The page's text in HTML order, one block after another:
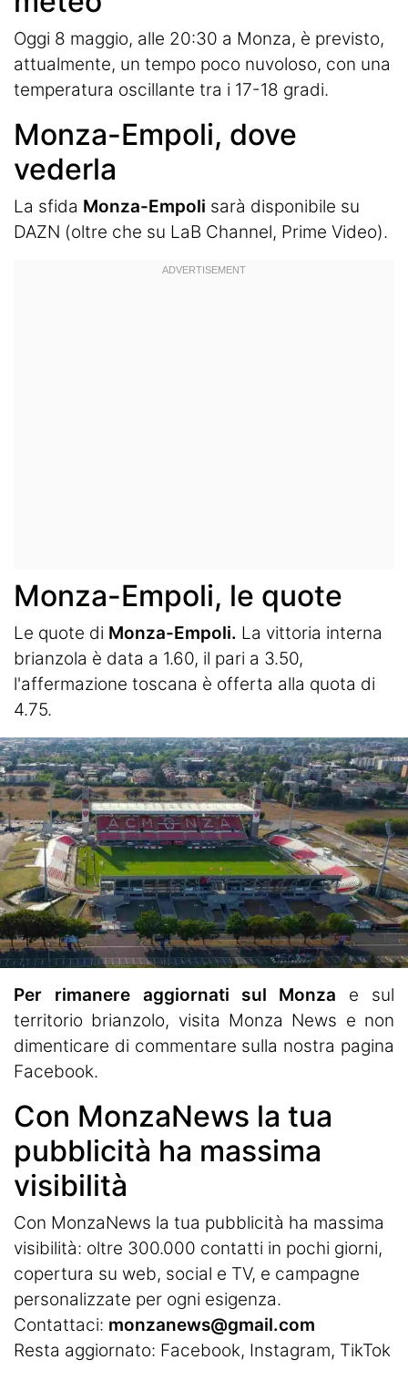
Oggi 8 maggio, alle 20:30 a Monza, è previsto,
attualmente, un tempo poco nuvoloso, con una
temperatura oscillante tra i 17-18 gradi.
Monza-Empoli, dove
vederla
La sfida Monza-Empoli sarà disponibile su
DAZN (oltre che su LaB Channel, Prime Video).
Monza-Empoli, le quote
Le quote di Monza-Empoli. La vittoria interna
brianzola è data a 1.60, il pari a 3.50,
l'affermazione toscana è offerta alla quota di
4.75.
Per rimanere aggiornati sul Monza e sul
territorio brianzolo, visita Monza News e non
dimenticare di commentare sulla nostra pagina
Facebook.
Con MonzaNews la tua
pubblicità ha massima
visibilità
Con MonzaNews la tua pubblicità ha massima
visibilità: oltre 300.000 contatti in pochi giorni,
copertura su web, social e TV, e campagne
personalizzate per ogni esigenza.
Contattaci: monzanews@gmail.com
Resta aggiornato: Facebook, Instagram, TikTok